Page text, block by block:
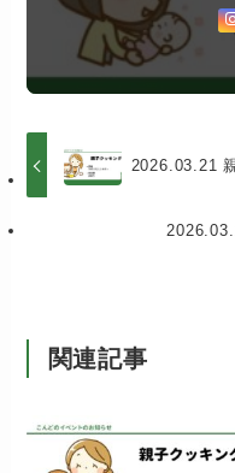
2026.03.21
関連記事